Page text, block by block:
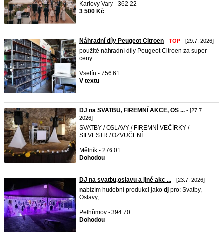
Karlovy Vary - 362 22
3 500 Kč
Náhradní díly Peugeot Citroen - TOP - [29.7. 2026]
použité náhradní díly Peugeot Citroen za super
ceny. ...
Vsetín - 756 61
V textu
DJ na SVATBU, FIREMNÍ AKCE, OS ... - [27.7.
2026]
SVATBY / OSLAVY / FIREMNÍ VEČÍRKY /
SILVESTR / OZVUČENÍ ...
Mělník - 276 01
Dohodou
DJ na svatbu,oslavu a jiné akc ... - [23.7. 2026]
nabízím hudební produkci jako dj pro: Svatby,
Oslavy, ...
Pelhřimov - 394 70
Dohodou